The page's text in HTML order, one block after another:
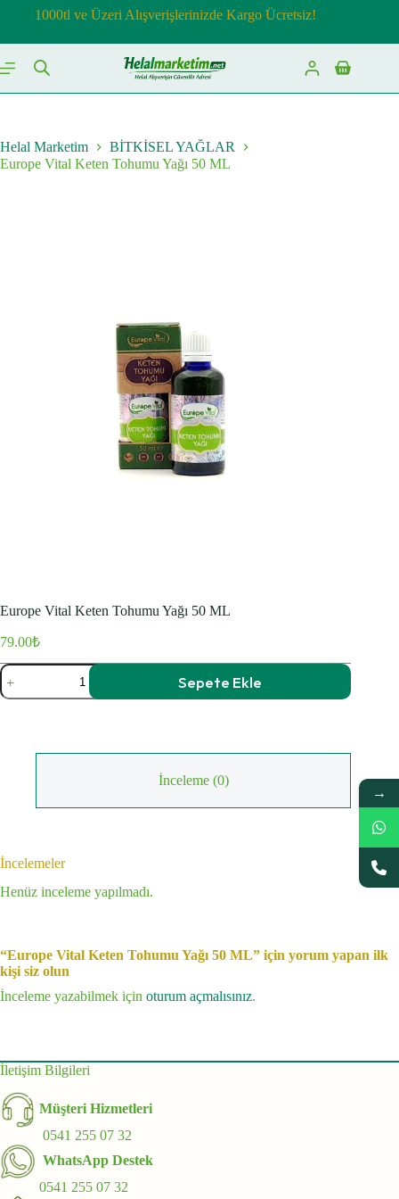
1000tl ve Üzeri Alışverişlerinizde Kargo Ücretsiz!
Shopping
cart
Helal Marketim
BİTKİSEL YAĞLAR
Europe Vital Keten Tohumu Yağı 50 ML
Europe Vital Keten Tohumu Yağı 50 ML
79.00₺
Europe
Vital
Keten
Sepete Ekle
İnceleme (0)
İncelemeler
Henüz inceleme yapılmadı.
“Europe Vital Keten Tohumu Yağı 50 ML” için yorum yapan ilk
kişi siz olun
İnceleme yazabilmek için oturum açmalısınız.
İletişim Bilgileri
Müşteri Hizmetleri
0541 255 07 32
WhatsApp Destek
0541 255 07 32
→